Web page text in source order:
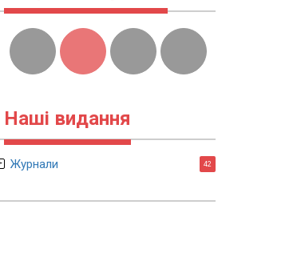
Наші видання
Журнали 42